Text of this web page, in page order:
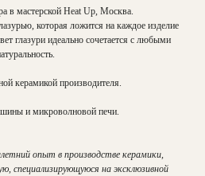
в мастерской Heat Up, Москва.
которая ложится на каждое изделие
глазури идеально сочетается с любыми
керамикой производителя.
и микроволновой печи.
опыт в производстве керамики,
специализирующуюся на эксклюзивной